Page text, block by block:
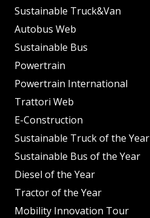
Sustainable Truck&Van
Autobus Web
Sustainable Bus
Powertrain
Powertrain International
Trattori Web
E-Construction
Sustainable Truck of the Year
Sustainable Bus of the Year
Diesel of the Year
Tractor of the Year
Mobility Innovation Tour